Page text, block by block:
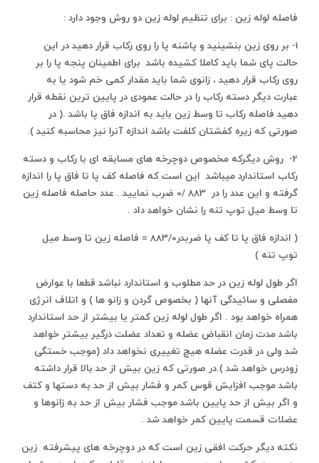
فاصله لوله زین : برای تنظیم لوله زین دو روش وجود دارد :
1- بر روی زین بنشینید و پاشنه پا را روی رکاب قرار دهید در این
حالت پای شما باید کاملا کشیده باشد برای اطمینان پنجه پا را بر
روی رکاب قرار دهید ، زانوی شما باید مقدار کمی خم شود یا به
عبارت دیگر دسته رکاب را در حالت عمودی در پایین ترین نقطه قرار
دهید فاصله رکاب تا وسط زین باید به اندازه فاق پا باشد .( در
صورتی که زیره کفشتان کلفت باشد اندازه آنرا نیز محاسبه کنید ).
2- روش دیگرکه مخصوص دوچرخه های مسابقه ای با رکاب و دسته
رکاب استاندارد میباشد این است که فاصله کف پا تا فاق پا را اندازه
گرفته و این عدد را در 883 /0 ضرب نمایید . عدد حاصله فاصله زین
تا وسط میل توپ تنه را نشان خواهد داد .
( اندازه فاق پا تا کف پا ضربدر883/0 = فاصله زین تا وسط میل
توپ تنه )
اگر طول لوله زین در حد مطلوب و استاندارد نباشد قطعا با عوارض
مفصلی و سائیدگی آنها ( بخصوص گردن و زانو ها ) و اتلاف انرژی
همراه خواهد بود . اگر طول لوله زین کمتر یا بیشتر از حد استاندارد
باشد مدت زمان انقباض عضله و تعداد عضلت درگیر بیشتر خواهد
شد ولی در قدرت عضله هیچ تغییری نخواهد داد (‌موجب خستگی
زودرس خواهد شد ).در صورتی که زین بیش از حد بالا قرار داشته
باشد موجب افزایش قوس کمر و فشار بیش از حد به دستها و کتف
و اگر بیش از حد پایین باشد موجب فشار بیش از حد به زانوها و
عضلات قسمت پایین کمر خواهد شد .
نکته دیگر حرکت افقی زین است که در دوچرخه های پیشرفته زین